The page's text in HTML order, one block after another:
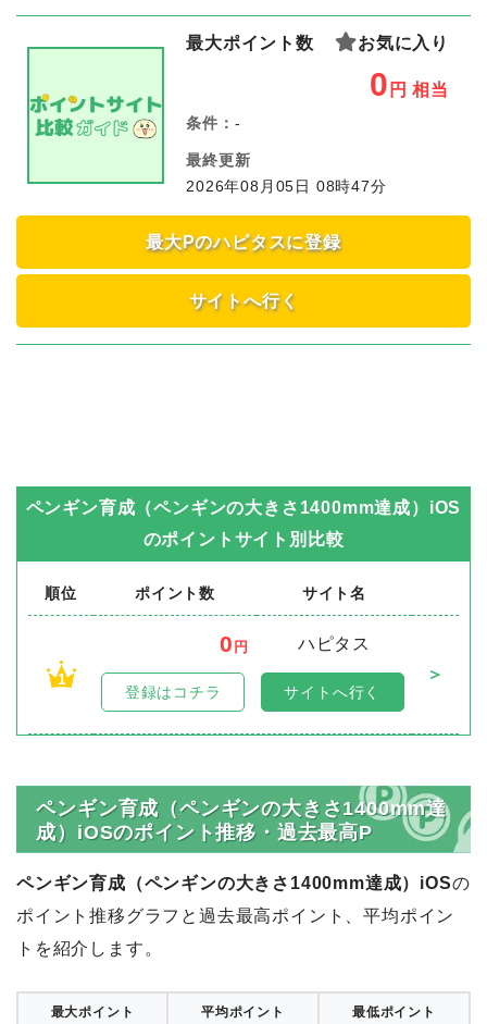
最大ポイント数 お気に入り
0 円 相当
条件： -
最終更新
2026年08月05日 08時47分
最大Pのハピタスに登録
サイトへ行く
ペンギン育成（ペンギンの大きさ1400mm達成）iOS
のポイントサイト別比較
順位 ポイント数 サイト名
1
0 円
ハピタス
＞
登録はコチラ サイトへ行く
ペンギン育成（ペンギンの大きさ1400mm達
成）iOSのポイント推移・過去最高P
ペンギン育成（ペンギンの大きさ1400mm達成）iOSの
ポイント推移グラフと過去最高ポイント、平均ポイン
トを紹介します。
最大ポイント 平均ポイント 最低ポイント